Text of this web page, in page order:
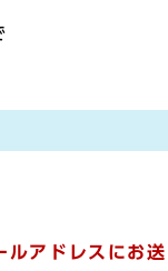
アドレスにお送